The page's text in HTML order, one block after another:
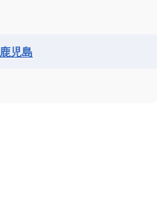
鹿児島